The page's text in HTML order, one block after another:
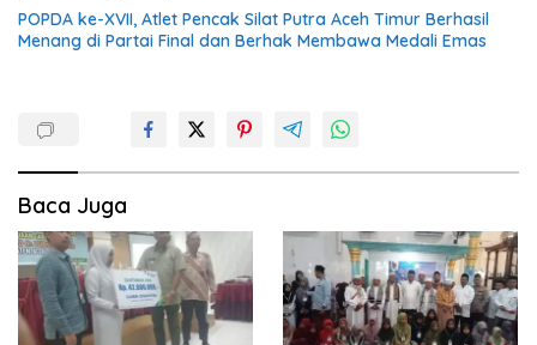
POPDA ke-XVII, Atlet Pencak Silat Putra Aceh Timur Berhasil
Menang di Partai Final dan Berhak Membawa Medali Emas
Baca Juga